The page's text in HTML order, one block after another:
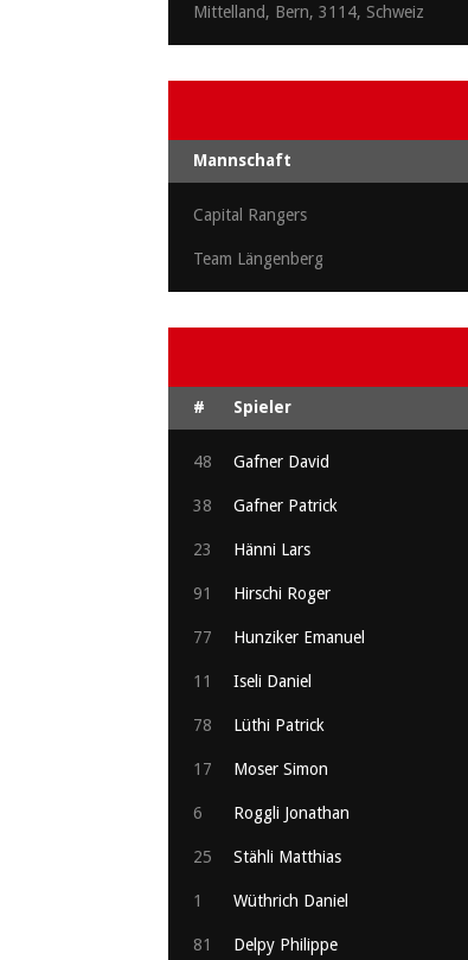
Mittelland, Bern, 3114, Schweiz
Mannschaft
Capital Rangers
Team Längenberg
# Spieler
48 Gafner David
38 Gafner Patrick
23 Hänni Lars
91 Hirschi Roger
77 Hunziker Emanuel
11 Iseli Daniel
78 Lüthi Patrick
17 Moser Simon
6 Roggli Jonathan
25 Stähli Matthias
1 Wüthrich Daniel
81 Delpy Philippe